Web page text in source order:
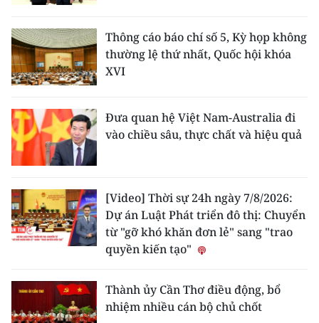
Thông cáo báo chí số 5, Kỳ họp không
thường lệ thứ nhất, Quốc hội khóa
XVI
Đưa quan hệ Việt Nam-Australia đi
vào chiều sâu, thực chất và hiệu quả
[Video] Thời sự 24h ngày 7/8/2026:
Dự án Luật Phát triển đô thị: Chuyển
từ "gỡ khó khăn đơn lẻ" sang "trao
quyền kiến tạo"
Thành ủy Cần Thơ điều động, bổ
nhiệm nhiều cán bộ chủ chốt